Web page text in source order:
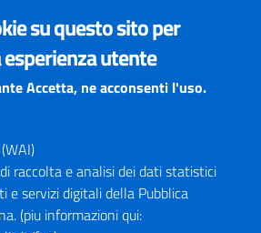
di Perugia è ottimizzato per
browser aggiornati. L'uso di
può creare problemi di visualizzazione
su questo sito per
utente
Accetta, ne acconsenti l'uso.
raccolta e analisi dei dati statistici
e servizi digitali della Pubblica
(piu informazioni qui: